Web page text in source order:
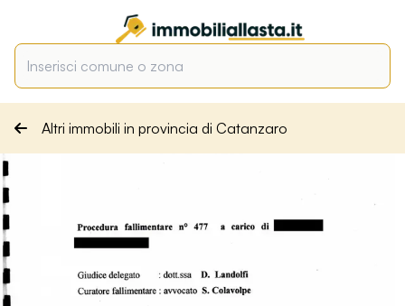
Altri immobili in provincia di Catanzaro